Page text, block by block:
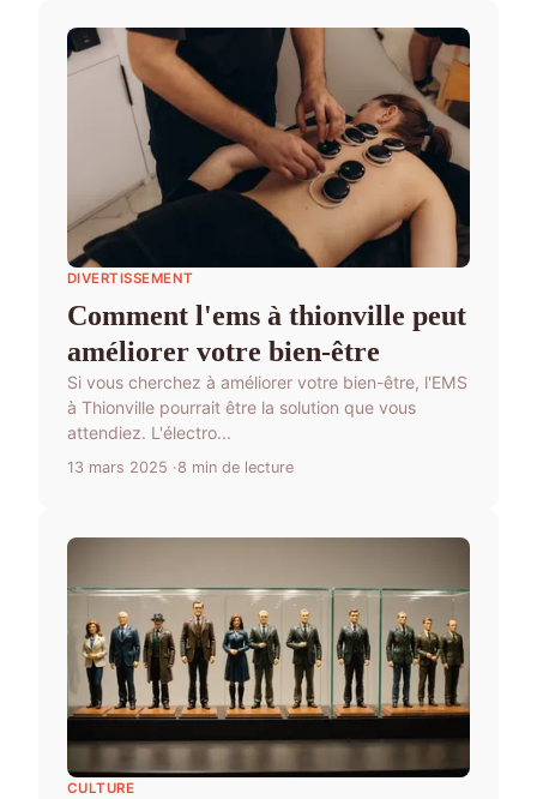
DIVERTISSEMENT
Comment l'ems à thionville peut
améliorer votre bien-être
Si vous cherchez à améliorer votre bien-être, l'EMS
à Thionville pourrait être la solution que vous
attendiez. L'électro...
13 mars 2025 8 min de lecture
CULTURE